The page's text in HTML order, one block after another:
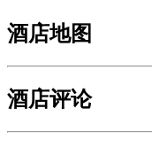
酒店地图
酒店评论